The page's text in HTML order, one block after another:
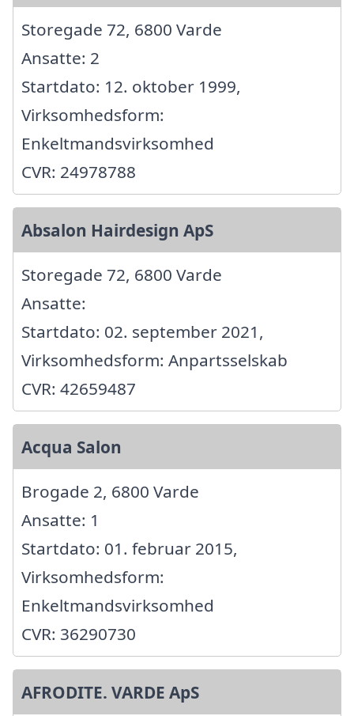
Storegade 72, 6800 Varde
Ansatte: 2
Startdato: 12. oktober 1999,
Virksomhedsform:
Enkeltmandsvirksomhed
CVR: 24978788
Absalon Hairdesign ApS
Storegade 72, 6800 Varde
Ansatte:
Startdato: 02. september 2021,
Virksomhedsform: Anpartsselskab
CVR: 42659487
Acqua Salon
Brogade 2, 6800 Varde
Ansatte: 1
Startdato: 01. februar 2015,
Virksomhedsform:
Enkeltmandsvirksomhed
CVR: 36290730
AFRODITE. VARDE ApS